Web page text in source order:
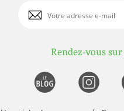
Rendez-vous